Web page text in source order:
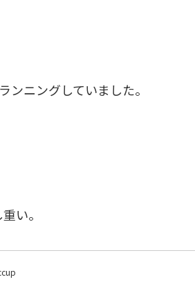
ニングしていました。
い。